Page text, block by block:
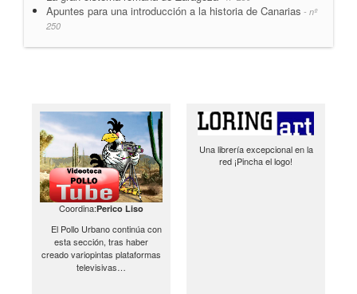
Apuntes para una introducción a la historia de Canarias - nº
250
Coordina:Perico Liso
El Pollo Urbano continúa con
esta sección, tras haber
creado variopintas plataformas
televisivas…
Una librería excepcional en la
red ¡Pincha el logo!